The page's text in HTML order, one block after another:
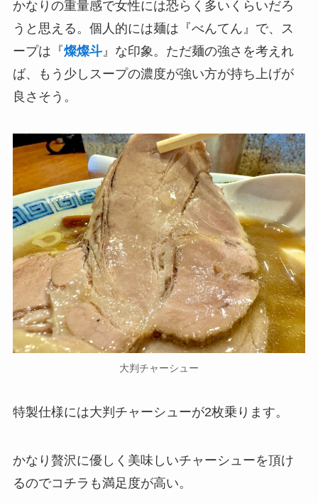
かなりの重量感で女性には恐らく多いくらいだろ
うと思える。個人的には麺は『べんてん』で、ス
ープは『燦燦斗』な印象。ただ麺の強さを考えれ
ば、もう少しスープの濃度が強い方が持ち上げが
良さそう。
大判チャーシュー
特製仕様には大判チャーシューが2枚乗ります。
かなり贅沢に優しく美味しいチャーシューを頂け
るのでコチラも満足度が高い。